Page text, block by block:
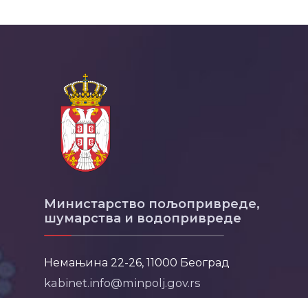
Министарство пољопривреде,
шумарства и водопривреде
Немањина 22-26, 11000 Београд
kabinet.info@minpolj.gov.rs